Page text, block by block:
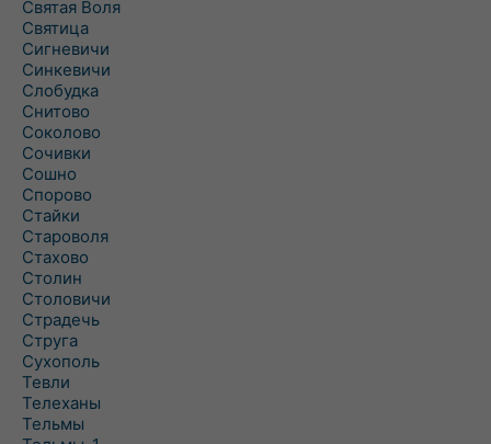
Святая Воля
Святица
Сигневичи
Синкевичи
Слобудка
Снитово
Соколово
Сочивки
Сошно
Спорово
Стайки
Староволя
Стахово
Столин
Столовичи
Страдечь
Струга
Сухополь
Тевли
Телеханы
Тельмы